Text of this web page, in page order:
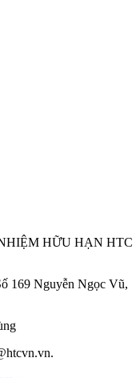
HỮU HẠN HTC
169 Nguyễn Ngọc Vũ,